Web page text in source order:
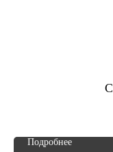
Подробнее